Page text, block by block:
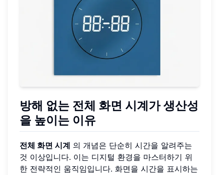
방해 없는 전체 화면 시계가 생산성
을 높이는 이유
전체 화면 시계 의 개념은 단순히 시간을 알려주는
것 이상입니다. 이는 디지털 환경을 마스터하기 위
한 전략적인 움직임입니다. 화면을 시간을 표시하는